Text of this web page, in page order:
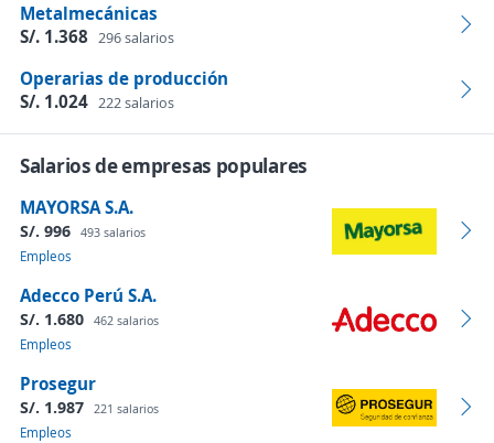
Metalmecánicas
S/. 1.368 296 salarios
Operarias de producción
S/. 1.024 222 salarios
Salarios de empresas populares
MAYORSA S.A.
S/. 996 493 salarios
Empleos
Adecco Perú S.A.
S/. 1.680 462 salarios
Empleos
Prosegur
S/. 1.987 221 salarios
Empleos